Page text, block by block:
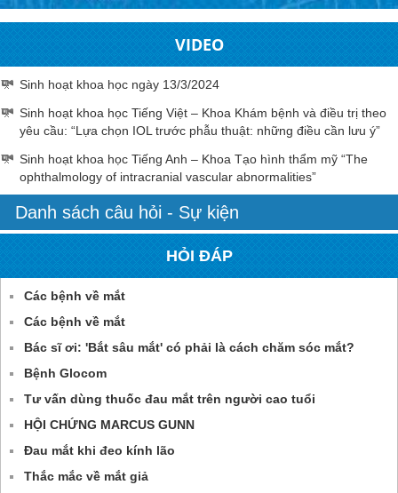
VIDEO
Sinh hoạt khoa học ngày 13/3/2024
Sinh hoạt khoa học Tiếng Việt – Khoa Khám bệnh và điều trị theo
yêu cầu: “Lựa chọn IOL trước phẫu thuật: những điều cần lưu ý”
Sinh hoạt khoa học Tiếng Anh – Khoa Tạo hình thẩm mỹ “The
ophthalmology of intracranial vascular abnormalities”
Danh sách câu hỏi - Sự kiện
HỎI ĐÁP
Các bệnh về mắt
Các bệnh về mắt
Bác sĩ ơi: 'Bắt sâu mắt' có phải là cách chăm sóc mắt?
Bệnh Glocom
Tư vấn dùng thuốc đau mắt trên người cao tuổi
HỘI CHỨNG MARCUS GUNN
Đau mắt khi đeo kính lão
Thắc mắc về mắt giả